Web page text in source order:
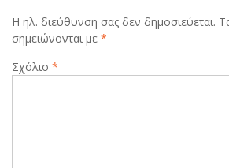
Η ηλ. διεύθυνση σας δεν δημοσιεύεται.
σημειώνονται με *
Σχόλιο *